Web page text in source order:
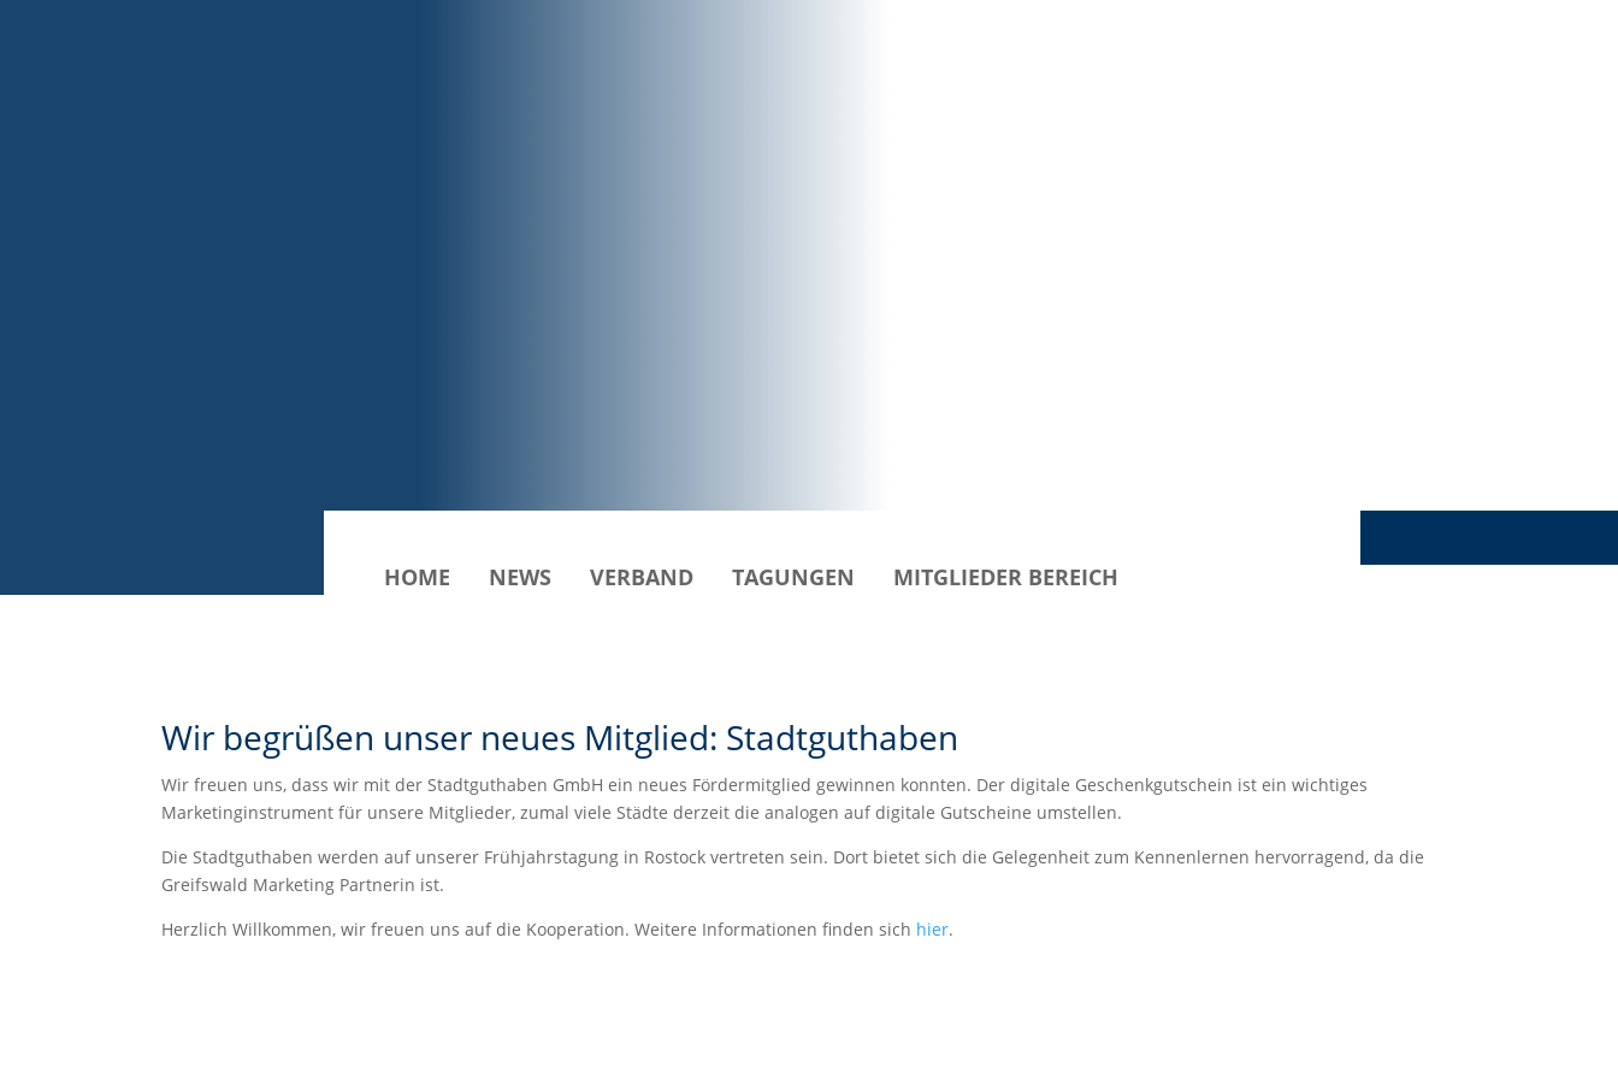
HOME NEWS VERBAND TAGUNGEN MITGLIEDER BEREICH
Wir begrüßen unser neues Mitglied: Stadtguthaben
Wir freuen uns, dass wir mit der Stadtguthaben GmbH ein neues Fördermitglied gewinnen konnten. Der digitale Geschenkgutschein ist ein wichtiges
Marketinginstrument für unsere Mitglieder, zumal viele Städte derzeit die analogen auf digitale Gutscheine umstellen.
Die Stadtguthaben werden auf unserer Frühjahrstagung in Rostock vertreten sein. Dort bietet sich die Gelegenheit zum Kennenlernen hervorragend, da die
Greifswald Marketing Partnerin ist.
Herzlich Willkommen, wir freuen uns auf die Kooperation. Weitere Informationen finden sich hier.